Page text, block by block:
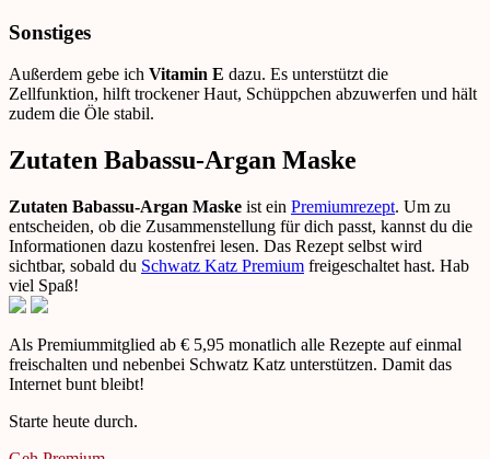
Sonstiges
Außerdem gebe ich Vitamin E dazu. Es unterstützt die
Zellfunktion, hilft trockener Haut, Schüppchen abzuwerfen und hält
zudem die Öle stabil.
Zutaten Babassu-Argan Maske
Zutaten Babassu-Argan Maske ist ein Premiumrezept. Um zu
entscheiden, ob die Zusammenstellung für dich passt, kannst du die
Informationen dazu kostenfrei lesen. Das Rezept selbst wird
sichtbar, sobald du Schwatz Katz Premium freigeschaltet hast. Hab
viel Spaß!
Als Premiummitglied ab € 5,95 monatlich alle Rezepte auf einmal
freischalten und nebenbei Schwatz Katz unterstützen. Damit das
Internet bunt bleibt!
Starte heute durch.